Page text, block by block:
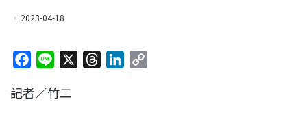
2023-04-18
c
n
記者／竹二